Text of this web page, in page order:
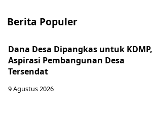
Berita Populer
Dana Desa Dipangkas untuk KDMP,
Aspirasi Pembangunan Desa
Tersendat
9 Agustus 2026